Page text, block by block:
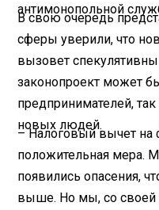
антимонопольной
В свою очередь
сферы уверили, что
вызовет
законопроект может
предпринимателей,
новых людей.
– Налоговый вычет на
положительная мера.
появились опасения,
выше. Но мы, со своей